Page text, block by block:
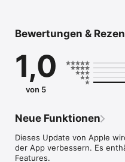
Szenarien
• Hauptkategorie
- Alltägliches
- Begrüßungen
- Liebe
- Gesundheit
- Hobbies
• Reisen
Bewertungen &
1,0
von 5
Neue Funktionen
Dieses Update von Apple
der App verbessern. Es
Features.